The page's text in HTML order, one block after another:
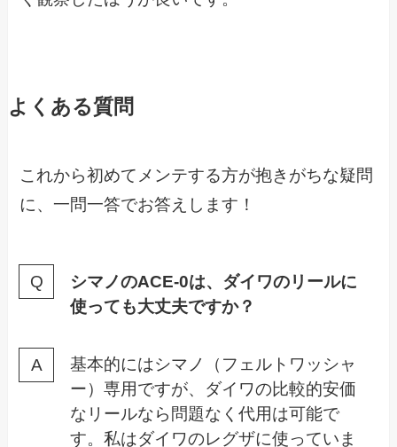
よくある質問
これから初めてメンテする方が抱きがちな疑問
に、一問一答でお答えします！
シマノのACE-0は、ダイワのリールに
使っても大丈夫ですか？
基本的にはシマノ（フェルトワッシャ
ー）専用ですが、ダイワの比較的安価
なリールなら問題なく代用は可能で
す。私はダイワのレグザに使っていま